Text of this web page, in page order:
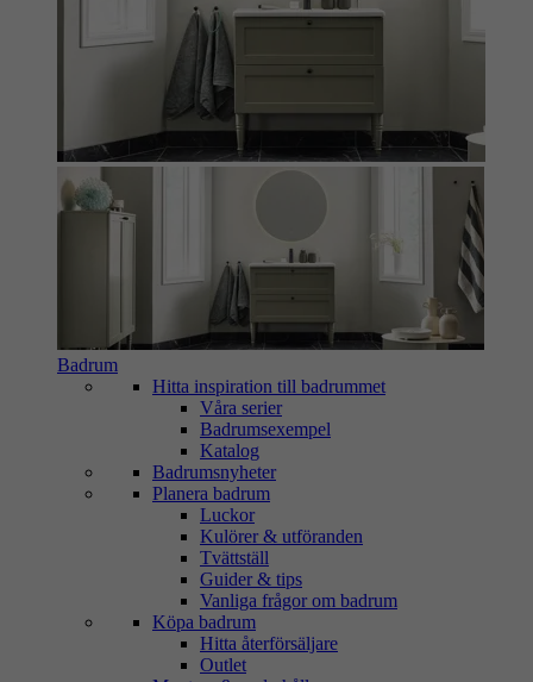
Badrum
Hitta inspiration till badrummet
Våra serier
Badrumsexempel
Katalog
Badrumsnyheter
Planera badrum
Luckor
Kulörer & utföranden
Tvättställ
Guider & tips
Vanliga frågor om badrum
Köpa badrum
Hitta återförsäljare
Outlet